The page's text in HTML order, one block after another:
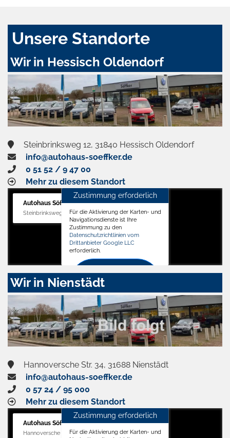
Unsere Standorte
Wir in Hessisch Oldendorf
Steinbrinksweg 12, 31840 Hessisch Oldendorf
info@autohaus-soeffker.de
0 51 52 / 9 47 00
Mehr zu diesem Standort
Autohaus Söffker GmbH
Steinbrinksweg 12, 31840 Hessisch Oldendorf
Zustimmung erforderlich
Für die Aktivierung der Karten- und
Navigationsdienste ist Ihre
Zustimmung zu den
Datenschutzrichtlinien vom
Drittanbieter Google LLC
erforderlich.
Zustimmen
aktivieren
Wir in Nienstädt
Hannoversche Str. 34, 31688 Nienstädt
info@autohaus-soeffker.de
0 57 24 / 95 000
Mehr zu diesem Standort
Autohaus Söffker GmbH
Hannoversche Str. 34, 31688 Nienstädt
Zustimmung erforderlich
Für die Aktivierung der Karten- und